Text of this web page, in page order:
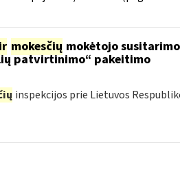
ir mokesčių mokėtojo
patvirtinimo“ pakeitimo
inspekcijos prie Lietuvos